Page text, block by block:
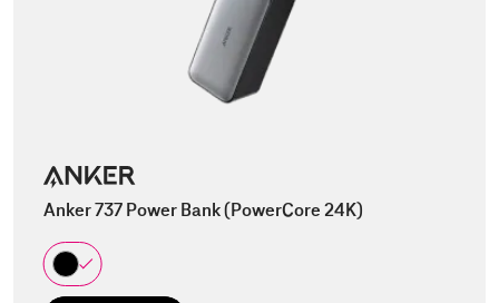
Anker 737 Power Bank (PowerCore 24K)